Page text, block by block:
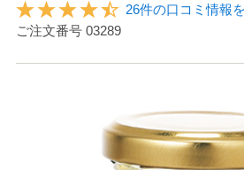
26件の口コミ情報
ご注文番号 03289